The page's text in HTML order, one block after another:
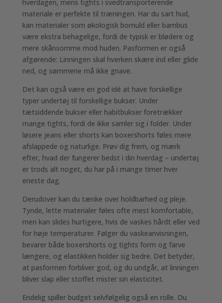
hverdagen, mens tights i svedtransporterende
materiale er perfekte til træningen. Har du sart hud,
kan materialer som økologisk bomuld eller bambus
være ekstra behagelige, fordi de typisk er blødere og
mere skånsomme mod huden. Pasformen er også
afgørende: Linningen skal hverken skære ind eller glide
ned, og sømmene må ikke gnave.
Det kan også være en god idé at have forskellige
typer undertøj til forskellige bukser. Under
tætsiddende bukser eller habitbukser foretrækker
mange tights, fordi de ikke samler sig i folder. Under
løsere jeans eller shorts kan boxershorts føles mere
afslappede og naturlige. Prøv dig frem, og mærk
efter, hvad der fungerer bedst i din hverdag – undertøj
er trods alt noget, du har på i mange timer hver
eneste dag.
Derudover kan du tænke over holdbarhed og pleje.
Tynde, lette materialer føles ofte mest komfortable,
men kan slides hurtigere, hvis de vaskes hårdt eller ved
for høje temperaturer. Følger du vaskeanvisningen,
bevarer både boxershorts og tights form og farve
længere, og elastikken holder sig bedre. Det betyder,
at pasformen forbliver god, og du undgår, at linningen
bliver slap eller stoffet mister sin elasticitet.
Endelig spiller budget selvfølgelig også en rolle. Du